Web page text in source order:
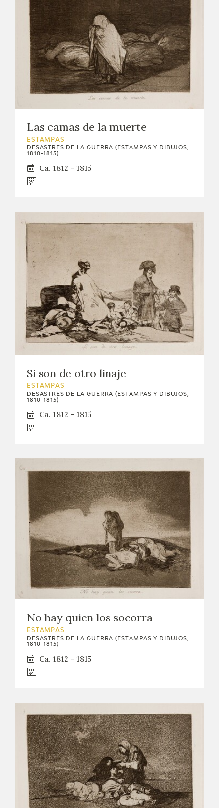
Las camas de la muerte
ESTAMPAS
DESASTRES DE LA GUERRA (ESTAMPAS Y DIBUJOS,
1810-1815)
Ca. 1812 - 1815
Si son de otro linaje
ESTAMPAS
DESASTRES DE LA GUERRA (ESTAMPAS Y DIBUJOS,
1810-1815)
Ca. 1812 - 1815
No hay quien los socorra
ESTAMPAS
DESASTRES DE LA GUERRA (ESTAMPAS Y DIBUJOS,
1810-1815)
Ca. 1812 - 1815